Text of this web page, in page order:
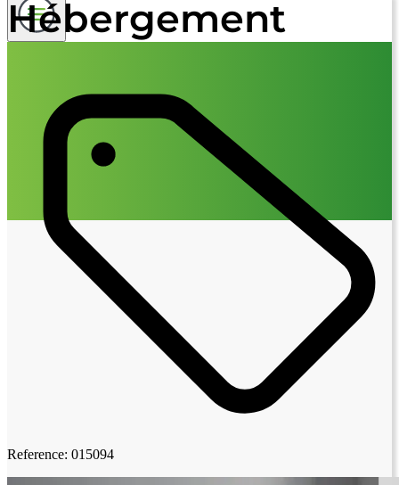
Hébergement
Reference: 015094